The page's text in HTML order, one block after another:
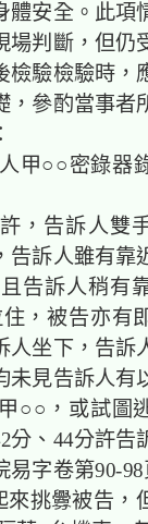
體安全。此項
場判斷，但仍
檢驗檢驗時，
，參酌當事者
甲○○密錄器
，告訴人雙
告訴人雖有靠
告訴人稍有
，被告亦有
人坐下，告訴
未見告訴人有
○○，或試圖
分、44分許告
易字卷第90-
挑釁被告，